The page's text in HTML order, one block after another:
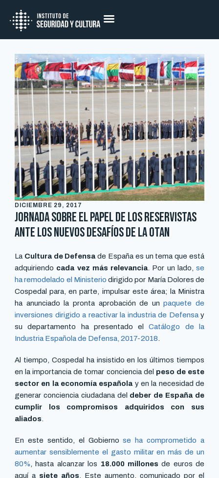
DICIEMBRE 29, 2017
Jornada sobre el papel de los reservistas
ante los nuevos desafíos de la OTAN
La Cultura de Defensa de España es un tema que está
adquiriendo cada vez más relevancia . Por un lado, se
ha remodelado el Ministerio dirigido por María Dolores de
Cospedal para, en parte, impulsar este área; la Ministra
ha anunciado la pronta aprobación de un paquete de
inversiones dirigido a reactivar la industria de Defensay
su departamento ha presentado el
Catálogo de la
Industria Española de Defensa, 2017-2018
Al tiempo, Cospedal ha insistido en los últimos tiempos
en la importancia de tomar conciencia del peso de este
sector en la economía española y en la necesidad de
generar conciencia ciudadana del deber de España de
cumplir los compromisos adquiridos con sus
aliados
En este sentido, el Gobiernose ha comprometido a
aumentar sensiblemente el gasto militar en más de un
80% , hasta alcanzar los 18.000 millones de euros de
aquí a siete años . Este aumento, comunicado por el